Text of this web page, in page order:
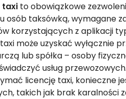
taxi to obowiązkowe
osób taksówką, wymagane
korzystających z aplikacji
może uzyskać wyłącznie
lub spółka – osoby
usług przewozowych.
licencję taxi, konieczne
takich jak brak karalności